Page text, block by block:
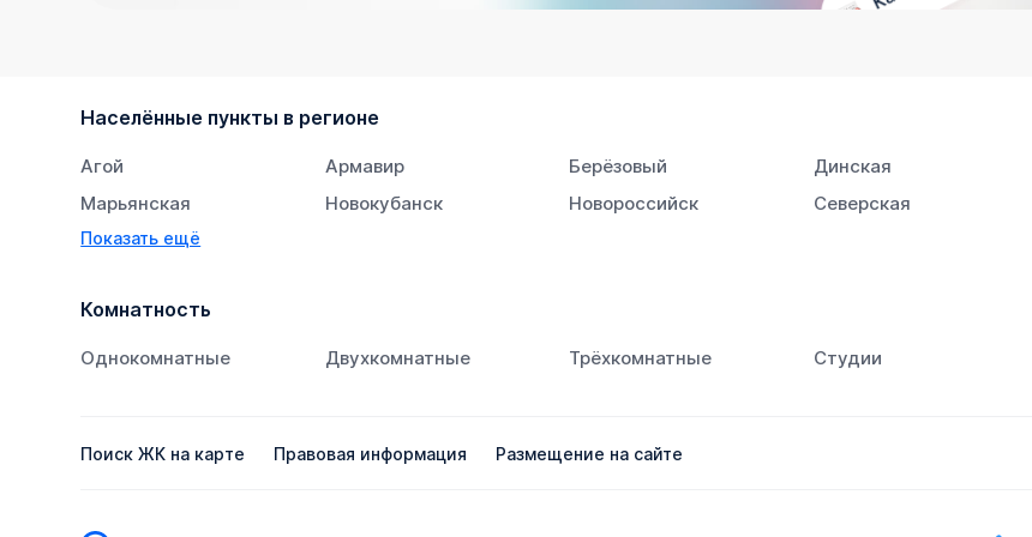
Населённые пункты в регионе
Агой Армавир Берёзовый Динская
Марьянская
Новокубанск Новороссийск Северская
Супсех
Показать ещё
Комнатность
Однокомнатные Двухкомнатные Трёхкомнатные Студии
Поиск ЖК на карте Правовая информация Размещение на сайте